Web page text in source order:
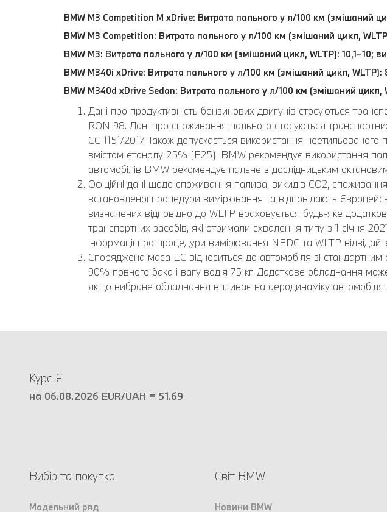
BMW M3 Competition M xDrive: Витрата пального у л/100 км (змішаний
BMW M3 Competition: Витрата пального у л/100 км (змішаний цикл,
BMW M3: Витрата пального у л/100 км (змішаний цикл, WLTP): 10,1–10;
BMW M340i xDrive: Витрата пального у л/100 км (змішаний цикл,
BMW M340d xDrive Sedan: Витрата пального у л/100 км (змішаний
Дані про продуктивність бензинових двигунів стосуються
RON 98. Дані про споживання пального стосуються
ЄС 1151/2017. Також допускається використання
вмістом етанолу 25% (E25). BMW рекомендує використання
автомобілів BMW рекомендує пальне з дослідницьким
Офіційні дані щодо споживання палива, викидів CO2,
встановленої процедури вимірювання та відповідають
визначених відповідно до WLTP враховується будь-яке
транспортних засобів, які отримали схвалення типу з 1 січня
інформації про процедури вимірювання NEDC та WLTP
Споряджена маса EC відноситься до автомобіля зі
90% повного бака і вагу водія 75 кг. Додаткове обладнання
якщо вибране обладнання впливає на аеродинаміку автомобіля.
Курс €
на 06.08.2026 EUR/UAH = 51.69
Вибір та покупка
Модельний ряд
Світ BMW
Новини BMW